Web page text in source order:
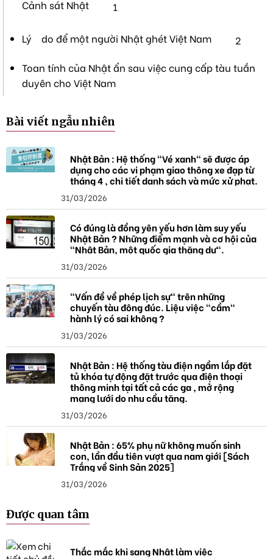
Cảnh sát Nhật 1
Lý do để một người Nhật ghét Việt Nam
2
Toan tính của Nhật ẩn sau việc cung cấp tàu tuần
duyên cho Việt Nam
Bài viết ngẫu nhiên
Nhật Bản : Hệ thống "Vé xanh" sẽ được áp
dụng cho các vi phạm giao thông xe đạp từ
tháng 4 , chi tiết danh sách và mức xử phạt.
31/03/2026
Có đúng là đồng yên yếu hơn làm suy yếu
Nhật Bản ? Những điểm mạnh và cơ hội của
"Nhật Bản, một quốc gia thặng dư".
31/03/2026
"Vấn đề về phép lịch sự" trên những
chuyến tàu đông đúc. Liệu việc "cầm"
hành lý có sai không ?
31/03/2026
Nhật Bản : Hệ thống tàu điện ngầm lắp đặt
tủ khóa tự động đặt trước qua điện thoại
thông minh tại tất cả các ga , mở rộng
mạng lưới do nhu cầu tăng.
31/03/2026
Nhật Bản : 65% phụ nữ không muốn sinh
con, lần đầu tiên vượt qua nam giới [Sách
Trắng về Sinh Sản 2025]
31/03/2026
Được quan tâm
Thắc mắc khi sang Nhật làm việc